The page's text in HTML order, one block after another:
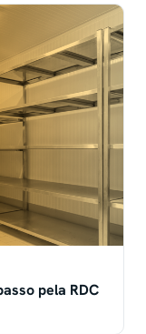
pela RDC